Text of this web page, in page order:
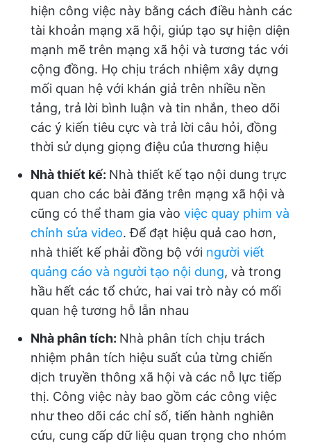
hiện công việc này bằng cách điều hành các
tài khoản mạng xã hội, giúp tạo sự hiện diện
mạnh mẽ trên mạng xã hội và tương tác với
cộng đồng. Họ chịu trách nhiệm xây dựng
mối quan hệ với khán giả trên nhiều nền
tảng, trả lời bình luận và tin nhắn, theo dõi
các ý kiến tiêu cực và trả lời câu hỏi, đồng
thời sử dụng giọng điệu của thương hiệu
Nhà thiết kế: Nhà thiết kế tạo nội dung trực
quan cho các bài đăng trên mạng xã hội và
cũng có thể tham gia vào việc quay phim và
chỉnh sửa video. Để đạt hiệu quả cao hơn,
nhà thiết kế phải đồng bộ với người viết
quảng cáo và người tạo nội dung, và trong
hầu hết các tổ chức, hai vai trò này có mối
quan hệ tương hỗ lẫn nhau
Nhà phân tích: Nhà phân tích chịu trách
nhiệm phân tích hiệu suất của từng chiến
dịch truyền thông xã hội và các nỗ lực tiếp
thị. Công việc này bao gồm các công việc
như theo dõi các chỉ số, tiến hành nghiên
cứu, cung cấp dữ liệu quan trọng cho nhóm